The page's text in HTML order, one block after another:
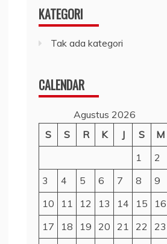
KATEGORI
Tak ada kategori
CALENDAR
Agustus 2026
S
S R K J S
M
1
2
3
4 5 6 7 8
9
10
11 12 13 14 15
16
17
18 19 20 21 22
23